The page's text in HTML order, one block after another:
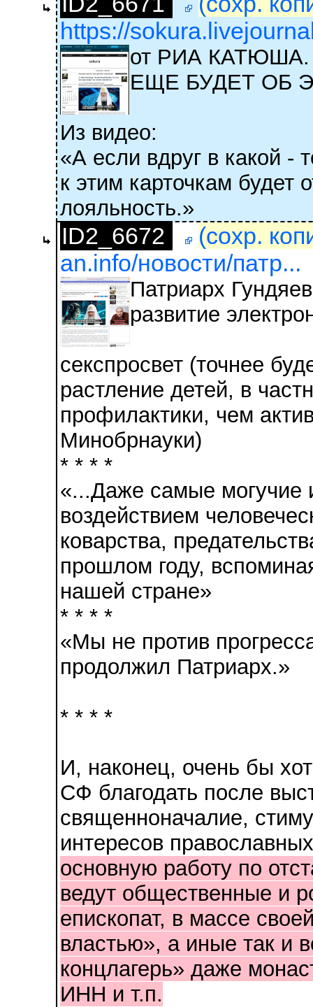
https://
от РИА
ЕЩЕ БУДЕТ ОБ
Из видео:
«А если вдруг в какой -
к этим карточкам будет
лояльность.»
ID2_6672
(сохр.
an.info/новости/патр...
Патриарх
развитие
секспросвет (точнее
растление детей, в
профилактики, чем
Минобрнауки)
* * * *
«...Даже самые могучие
воздействием
коварства,
прошлом году,
нашей стране»
* * * *
«Мы не против
продолжил Патриарх.»
* * * *
И, наконец, очень бы
СФ благодать после
священноначалие,
интересов
основную работу по
ведут общественные и
епископат, в массе
властью», а иные так и
концлагерь» даже
ИНН и т.п.